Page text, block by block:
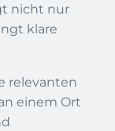
nicht nur
klare
relevanten
einem Ort